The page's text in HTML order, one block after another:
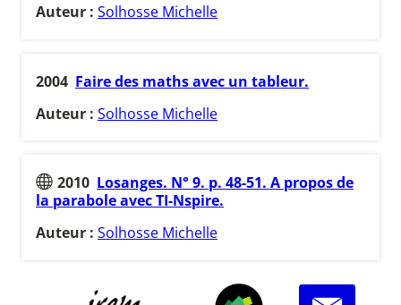
Auteur : Solhosse Michelle
2004 Faire des maths avec un tableur.
Auteur : Solhosse Michelle
2010 Losanges. N° 9. p. 48-51. A propos de
la parabole avec TI-Nspire.
Auteur : Solhosse Michelle